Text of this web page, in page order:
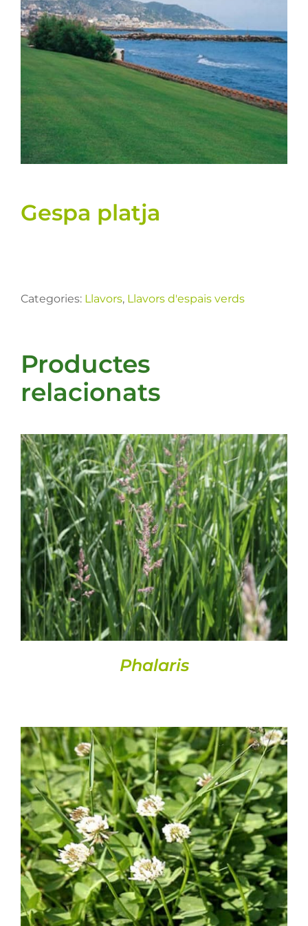
Llavors
Varis
Fitxes de producte
Cultius
Gespa platja
Categories: Llavors, Llavors d'espais verds
Productes
relacionats
DETALLS
Phalaris
DETALLS